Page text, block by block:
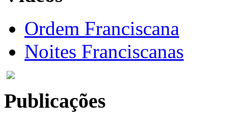
Ordem Franciscana
Noites Franciscanas
Publicações